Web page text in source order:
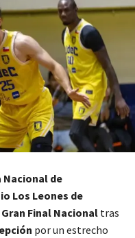
Nacional de
Los Leones de
Gran Final Nacional tras
por un estrecho